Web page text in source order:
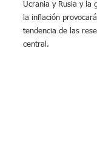
Ucrania y Rusia y la
la inflación
tendencia de las
central.